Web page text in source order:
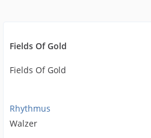
Fields Of Gold
Fields Of Gold
Rhythmus
Walzer